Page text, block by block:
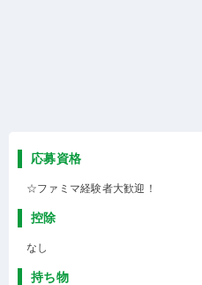
応募資格
☆ファミマ経験者大歓迎！
控除
なし
持ち物